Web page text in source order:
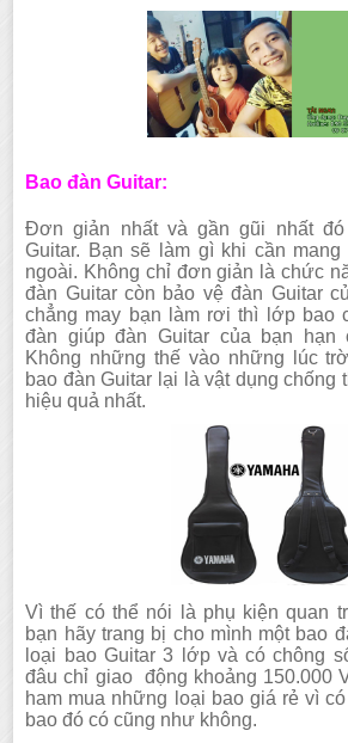
Bao đàn Guitar:
Đơn giản nhất và gần gũi nhất
Guitar. Bạn sẽ làm gì khi cần mang
ngoài. Không chỉ đơn giản là chức
đàn Guitar còn bảo vệ đàn Guitar
chẳng may bạn làm rơi thì lớp bao
đàn giúp đàn Guitar của bạn
Không những thế vào những lúc
bao đàn Guitar lại là vật dụng chống
hiệu quả nhất.
Vì thế có thể nói là phụ kiện quan
bạn hãy trang bị cho mình một bao
loại bao Guitar 3 lớp và có chông
đâu chỉ giao động khoảng 150.000
ham mua những loại bao giá rẻ vì
bao đó có cũng như không.